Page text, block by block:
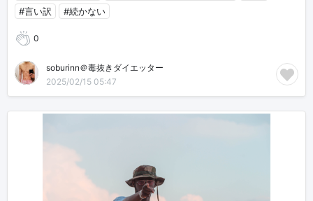
#言い訳
#続かない
0
soburinn＠毒抜きダイエッター
2025/02/15 05:47